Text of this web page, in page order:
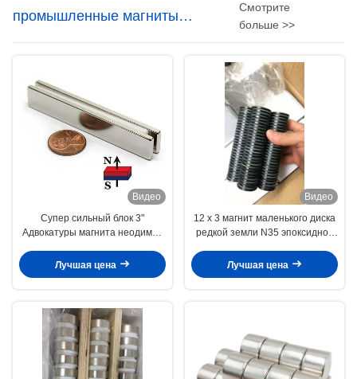
промышленные магниты
неодимия
Смотрите
больше >>
Видео
Супер сильный блок 3"
Адвокатуры магнита неодимия
дюйма большой
Лучшая цена
Видео
12 x 3 магнит маленького диска
редкой земли N35 эпоксидной
промышленный
Лучшая цена